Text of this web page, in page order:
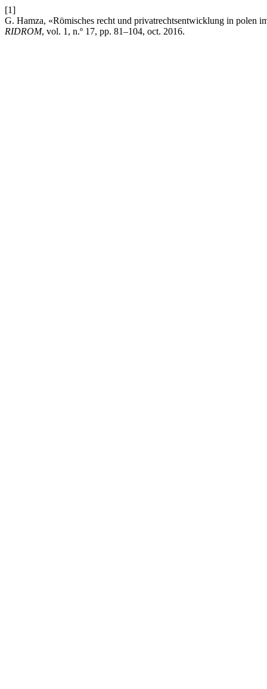
[1]
G. Hamza, «Römisches recht und privatrechtsentwicklung in polen
RIDROM, vol. 1, n.º 17, pp. 81–104, oct. 2016.